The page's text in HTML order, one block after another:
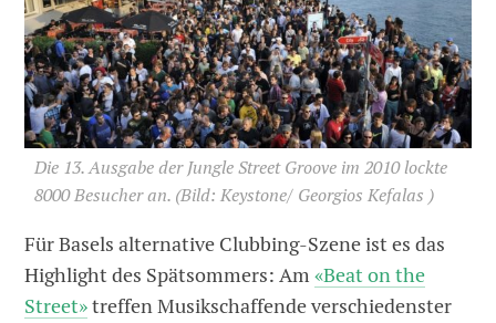
Die 13. Ausgabe der Jungle Street Groove im 2010 lockte
8000 Besucher an. (Bild: Keystone/ Georgios Kefalas )
Für Basels alternative Clubbing-Szene ist es das
Highlight des Spätsommers: Am«Beat on the
Street»treffen Musikschaffende verschiedenster